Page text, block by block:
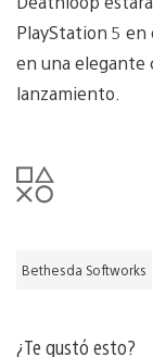
PlayStation 5 en
en una elegante
lanzamiento.
Bethesda Softworks
¿Te gustó esto?